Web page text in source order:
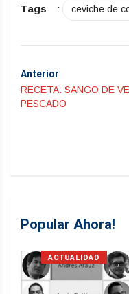
Tags : ceviche de
Anterior
RECETA: SANGO DE
PESCADO
Popular Ahora!
ACTUALIDAD